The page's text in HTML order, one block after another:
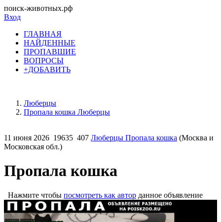
поиск-животных.рф
Вход
ГЛАВНАЯ
НАЙДЕННЫЕ
ПРОПАВШИЕ
ВОПРОСЫ
+ДОБАВИТЬ
Люберцы
Пропала кошка Люберцы
11 июня 2026 19635 407 Люберцы Пропала кошка (Москва и
Московская обл.)
Пропала кошка
Нажмите чтобы посмотреть как автор данное объявление